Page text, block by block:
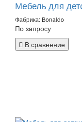
Мебель для
Фабрика: Bonaldo
По запросу
В сравнение